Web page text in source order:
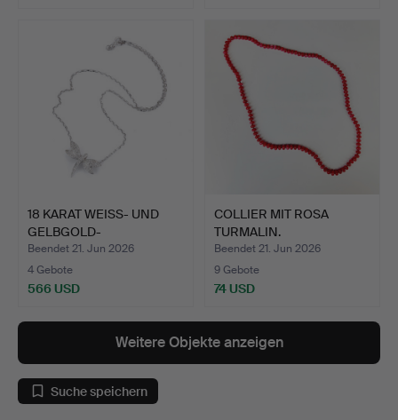
18 KARAT WEISS- UND
GELBGOLD-
DIAMANTANHÄNG…
Beendet 21. Jun 2026
4 Gebote
566 USD
COLLIER MIT ROSA
TURMALIN.
Beendet 21. Jun 2026
9 Gebote
74 USD
Weitere Objekte anzeigen
Suche speichern